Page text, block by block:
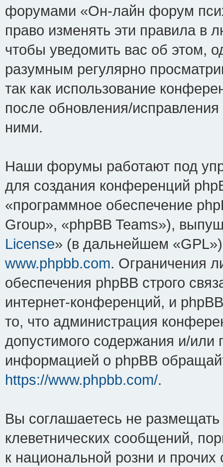
форумами «Он-лайн форум
право изменять эти правила в
чтобы уведомить вас об этом,
разумным регулярно
так как использование
после обновления/
ними.
Наши форумы работают под
для создания конференций
«программное обеспечение
Group», «phpBB Teams»),
License» (в дальнейшем
www.phpbb.com. Ограничения
обеспечения phpBB строго
интернет-конференций, и
то, что администрация
допустимого содержания и/
информацией о phpBB
https://www.phpbb.com/.
Вы соглашаетесь не
клеветнических сообщений,
к национальной розни и